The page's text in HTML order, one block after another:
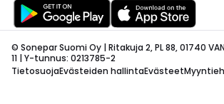
© Sonepar Suomi Oy | Ritakuja 2, PL 88, 01740
11 | Y-tunnus: 0213785-2
TietosuojaEvästeiden hallintaEvästeet